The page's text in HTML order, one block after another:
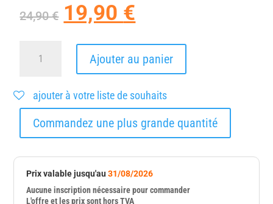
24,90€ Le
prix
initial
était :
24,90 €.
19,90 €prix
actuel
est :
19,90 €.
montage
pour
panneau
LED,
Blanc
Ajouter au panier
ajouter à votre liste de souhaits
Commandez une plus grande quantité
Prix valable jusqu'au31/08/2026
Aucune inscription nécessaire pour commander
L'offre et les prix sont hors TVA